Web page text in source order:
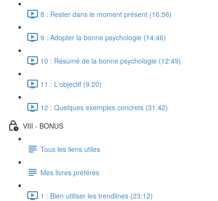
8 : Rester dans le moment présent (16:56)
9 : Adopter la bonne psychologie (14:46)
10 : Résumé de la bonne psychologie (12:49)
11 : L'objectif (9:20)
12 : Quelques exemples concrets (31:42)
VIII - BONUS
Tous les liens utiles
Mes livres préférés
1 : Bien utiliser les trendlines (23:12)